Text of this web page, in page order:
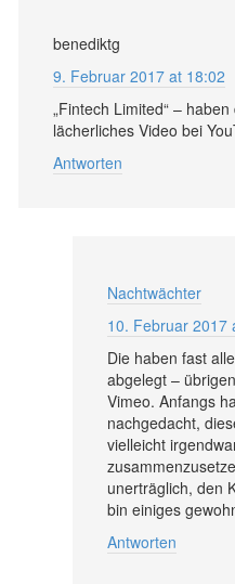
benediktg
9. Februar 2017 at 18:02
„Fintech Limited“ –
lächerliches Video bei
Antworten
Nachtwächter
10. Februar 2017
Die haben fast
abgelegt –
Vimeo. Anfangs
nachgedacht,
vielleicht
unerträglich, den
bin einiges
Antworten